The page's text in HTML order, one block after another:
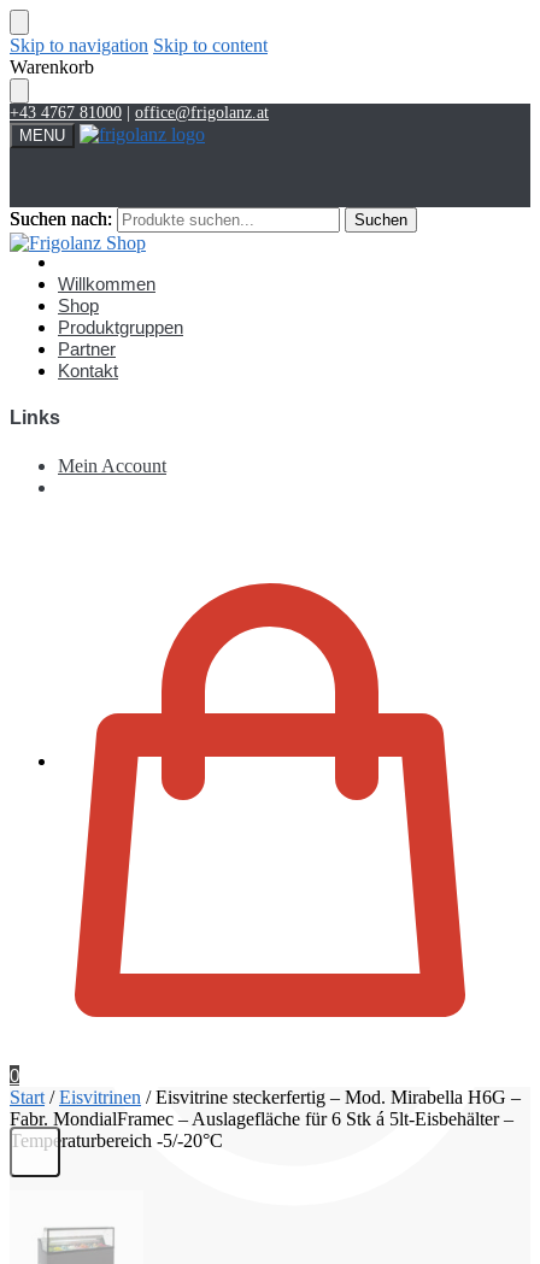
Skip to navigation Skip to content
Warenkorb
+43 4767 81000
office@frigolanz.at
MENU
Suchen nach: Suchen
Zur Kassa
Suchen nach: Suchen
Willkommen
Shop
Produktgruppen
Partner
Kontakt
Links
Mein Account
0
Start /Eisvitrinen /Eisvitrine steckerfertig – Mod. Mirabella H6G –
Fabr. MondialFramec – Auslagefläche für 6 Stk á 5lt-Eisbehälter –
Temperaturbereich -5/-20°C